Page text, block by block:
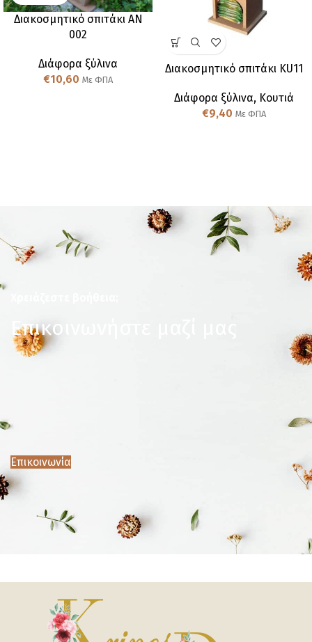
Διακοσμητικό σπιτάκι AN
002
Διάφορα ξύλινα
€10,60 Με ΦΠΑ
Διακοσμητικό σπιτάκι KU11
Διάφορα ξύλινα, Κουτιά
€9,40 Με ΦΠΑ
Επικοινωνήστε μαζί μας
Επικοινωνία